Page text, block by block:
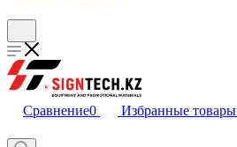
Сравнение0 Избранные товары